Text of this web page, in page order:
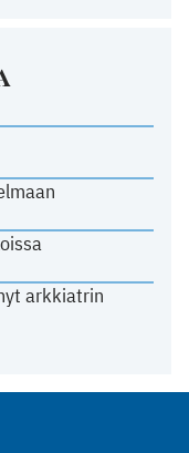
arkkiatrin